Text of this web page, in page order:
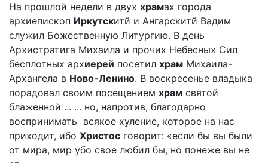
На прошлой недели в двух храмах города
архиепископ Иркутскитй и Ангарскитй Вадим
служил Божественную Литургию. В день
Архистратига Михаила и прочих Небесных Сил
бесплотных архиерей посетил храм Михаила-
Архангела в Ново-Ленино. В воскресенье владыка
порадовал своим посещением храм святой
блаженной ... ... но, напротив, благодарно
воспринимать всякое хуление, которое на нас
приходит, ибо Христос говорит: «если бы вы были
от мира, мир убо свое любил бы, но понеже вы не